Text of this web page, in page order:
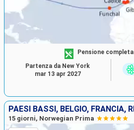
Pensione completa
Partenza da New York
mar 13 apr 2027
15 giorni, Norwegian Prima